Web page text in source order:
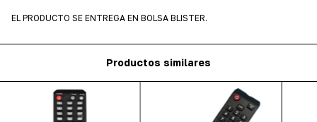
EL PRODUCTO SE ENTREGA EN BOLSA BLISTER.
Productos similares